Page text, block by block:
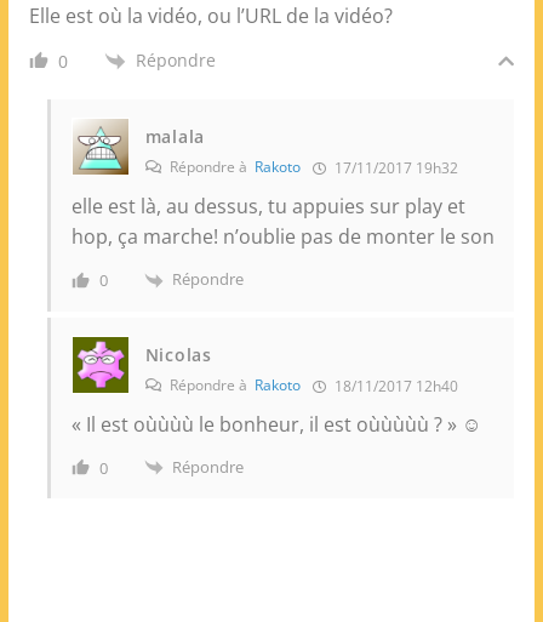
Elle est où la vidéo, ou l’URL de la vidéo?
0 Répondre
malala
Répondre à Rakoto 17/11/2017 19h32
elle est là, au dessus, tu appuies sur play et
hop, ça marche! n’oublie pas de monter le son
0 Répondre
Nicolas
Répondre à Rakoto 18/11/2017 12h40
« Il est oùùùù le bonheur, il est oùùùùù ? » ☺
0 Répondre